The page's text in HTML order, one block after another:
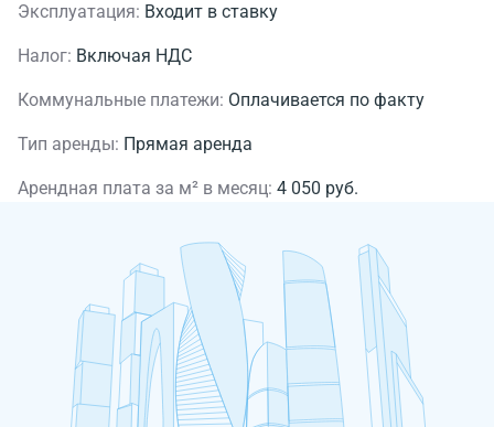
Эксплуатация: Входит в ставку
Налог: Включая НДС
Коммунальные платежи: Оплачивается по факту
Тип аренды: Прямая аренда
Арендная плата за м² в месяц: 4 050 руб.